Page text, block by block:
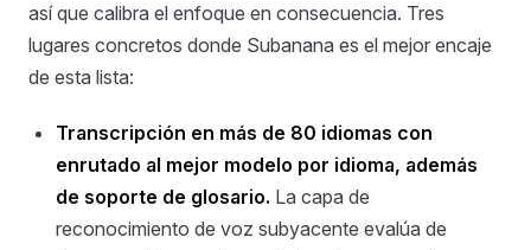
así que calibra el enfoque en consecuencia. Tres
lugares concretos donde Subanana es el mejor encaje
de esta lista:
Transcripción en más de 80 idiomas con
enrutado al mejor modelo por idioma, además
de soporte de glosario. La capa de
reconocimiento de voz subyacente evalúa de